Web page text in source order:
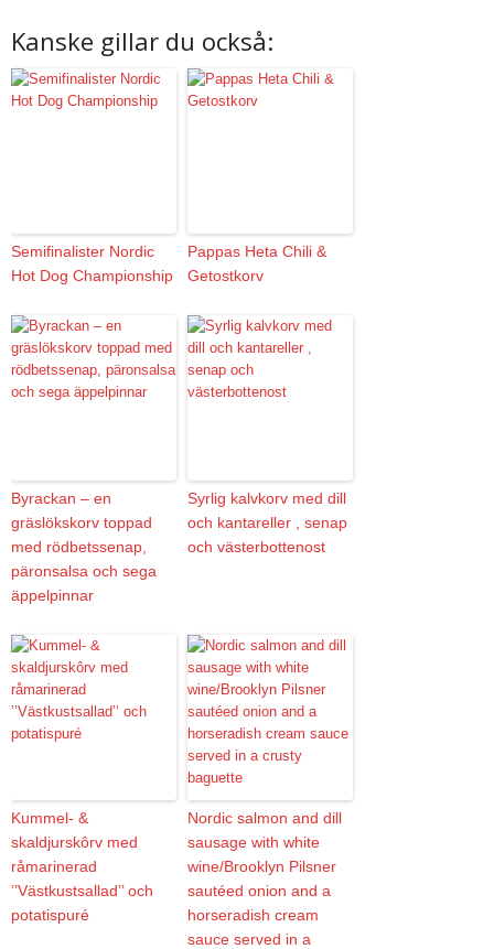
Kanske gillar du också:
Semifinalister Nordic
Hot Dog Championship
Pappas Heta Chili &
Getostkorv
Byrackan – en
gräslökskorv toppad
med rödbetssenap,
päronsalsa och sega
äppelpinnar
Syrlig kalvkorv med dill
och kantareller , senap
och västerbottenost
Kummel- &
skaldjurskôrv med
råmarinerad
’’Västkustsallad’’ och
potatispuré
Nordic salmon and dill
sausage with white
wine/Brooklyn Pilsner
sautéed onion and a
horseradish cream
sauce served in a